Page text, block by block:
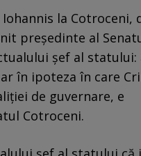
la Cotroceni,
președinte al
șef al statului:
în ipoteza în care
de guvernare, e
Cotroceni.